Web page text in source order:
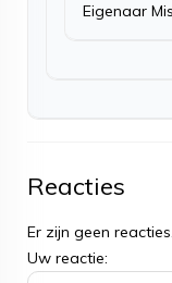
Eigenaar
Reacties
Er zijn geen reacties.
Uw reactie: